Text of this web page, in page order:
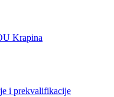
Krapina
i prekvalifikacije